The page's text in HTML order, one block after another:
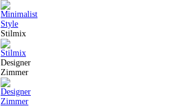
Stilmix
Designer
Zimmer